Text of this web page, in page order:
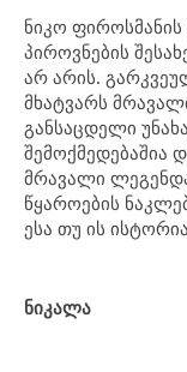
ნიკო
პიროვნების
არ არის.
მხატვარს
განსაცდელი
შემოქმედებაშია
მრავალი
წყაროების
ესა თუ ის
ნიკალა